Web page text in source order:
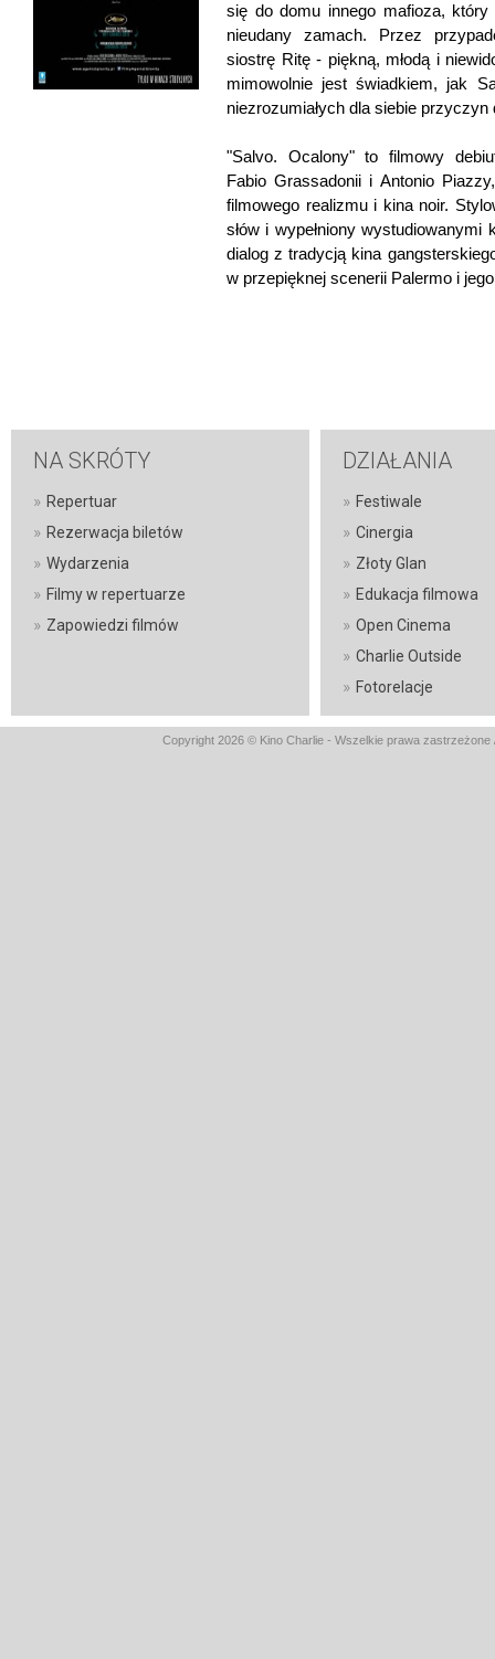
się do domu innego mafioza, który
nieudany zamach. Przez
siostrę Ritę - piękną, młodą i
mimowolnie jest świadkiem, jak
niezrozumiałych dla siebie
"Salvo. Ocalony" to filmowy
Fabio Grassadonii i Antonio
filmowego realizmu i kina noir.
słów i wypełniony
dialog z tradycją kina
w przepięknej scenerii Palermo i
NA SKRÓTY
» Repertuar
» Rezerwacja biletów
» Wydarzenia
» Filmy w repertuarze
» Zapowiedzi filmów
DZIAŁANIA
» Festiwale
» Cinergia
» Złoty Glan
» Edukacja filmowa
» Open Cinema
» Charlie Outside
» Fotorelacje
Copyright 2026 © Kino Charlie - Wszelkie prawa